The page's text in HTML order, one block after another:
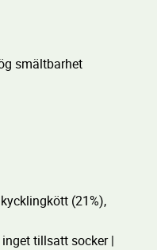
smältbarhet
(21%),
tillsatt socker |